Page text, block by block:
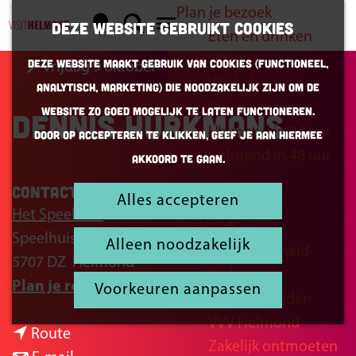
Deze website gebruikt cookies
Deze website maakt gebruik van cookies (Functioneel,
Analytisch, Marketing) die noodzakelijk zijn om de
website zo goed mogelijk te laten functioneren.
Door op accepteren te klikken, geef je aan hiermee
akkoord te gaan.
Alles accepteren
Alleen noodzakelijk
Voorkeuren aanpassen
K
a
a
r
t
Z
o
e
k
e
n
M
e
n
u
Plan je bezoek
Eten en drinken
Uitgaan
Winkelen
Overnachten
Helmond in 24 uur
Helmond in 48 uur
Inspiratie
Praktisch
Bereikbaarheid
Parkeren
Openingstijden
VVV Helmond
Zakelijk ontmoeten
vrijdag 9 oktober
Dennis Hurkmans
Contact
Het Speelhuis
Speelhuisplein 2
5707 DZ Helmond
Plan je routen
a
Routen